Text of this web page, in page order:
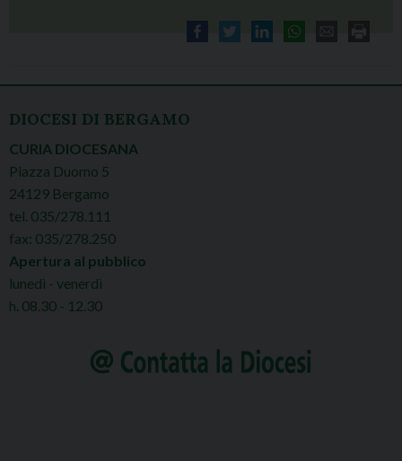
DIOCESI DI BERGAMO
CURIA DIOCESANA
Piazza Duomo 5
24129 Bergamo
tel. 035/278.111
fax: 035/278.250
Apertura al pubblico
lunedì - venerdì
h. 08.30 - 12.30